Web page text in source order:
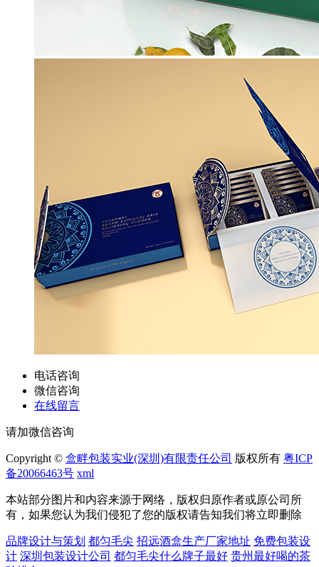
电话咨询
微信咨询
在线留言
请加微信咨询
Copyright © 盒畔包装实业(深圳)有限责任公司 版权所有 粤ICP
备20066463号 xml
本站部分图片和内容来源于网络，版权归原作者或原公司所
有，如果您认为我们侵犯了您的版权请告知我们将立即删除
品牌设计与策划 都匀毛尖 招远酒盒生产厂家地址 免费包装设
计 深圳包装设计公司 都匀毛尖什么牌子最好 贵州最好喝的茶